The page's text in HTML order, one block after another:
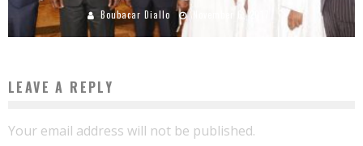
Boubacar Diallo November 6, 2017
LEAVE A REPLY
Your email address will not be published.